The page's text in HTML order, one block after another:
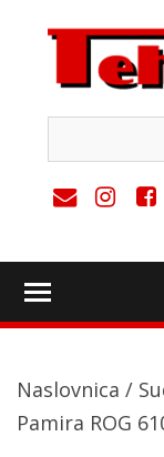
content
Naslovnica /
Pamira ROG